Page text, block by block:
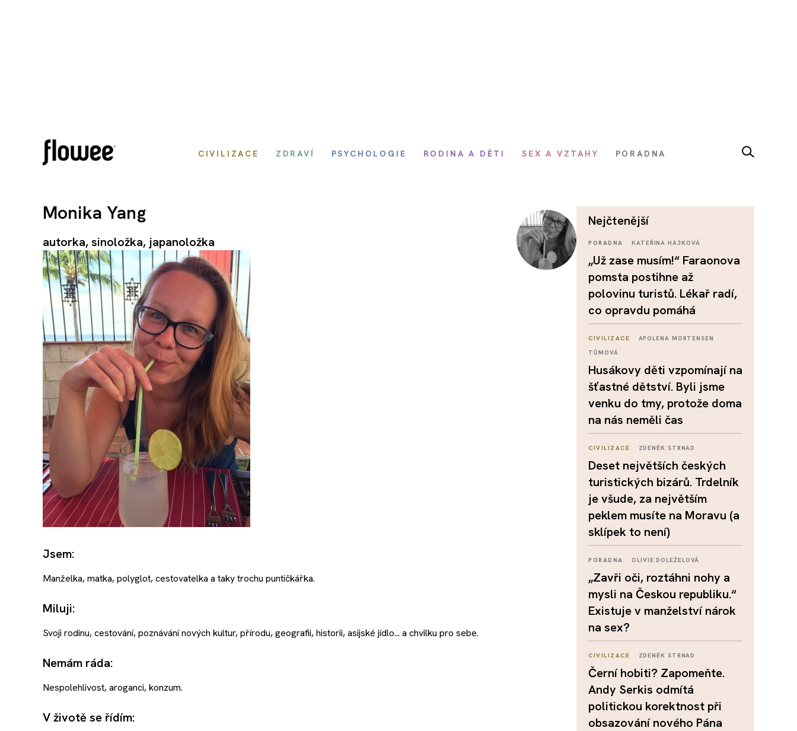
CIVILIZACE ZDRAVÍ PSYCHOLOGIE RODINA A DĚTI SEX A VZTAHY PORADNA
Monika Yang
autorka, sinoložka, japanoložka
Jsem:
Manželka, matka, polyglot, cestovatelka a taky trochu puntičkářka.
Miluji:
Svoji rodinu, cestování, poznávání nových kultur, přírodu, geografii, historii, asijské jídlo... a chvilku pro sebe.
Nemám ráda:
Nespolehlivost, aroganci, konzum.
V životě se řídím:
nejčtenější
PORADNA KATEŘINA HÁJKOVÁ
„Už zase musím!“ Faraonova
pomsta postihne až
polovinu turistů. Lékař radí,
co opravdu pomáhá
CIVILIZACE
APOLENA MORTENSEN
TŮMOVÁ
Husákovy děti vzpomínají na
šťastné dětství. Byli jsme
venku do tmy, protože doma
na nás neměli čas
CIVILIZACE ZDENĚK STRNAD
Deset největších českých
turistických bizárů. Trdelník
je všude, za největším
peklem musíte na Moravu (a
sklípek to není)
PORADNA OLIVIE DOLEŽELOVÁ
„Zavři oči, roztáhni nohy a
mysli na Českou republiku.“
Existuje v manželství nárok
na sex?
CIVILIZACE ZDENĚK STRNAD
Černí hobiti? Zapomeňte.
Andy Serkis odmítá
politickou korektnost při
obsazování nového Pána